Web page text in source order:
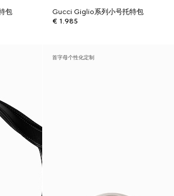
包
Gucci Giglio系列小号托特包
€ 1.985
首字母个性化定制